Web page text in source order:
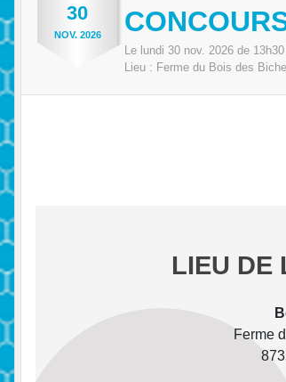
30
NOV. 2026
Le lundi 30 nov. 2026 de
Lieu : Ferme du Bois des
LIEU DE
Ferme